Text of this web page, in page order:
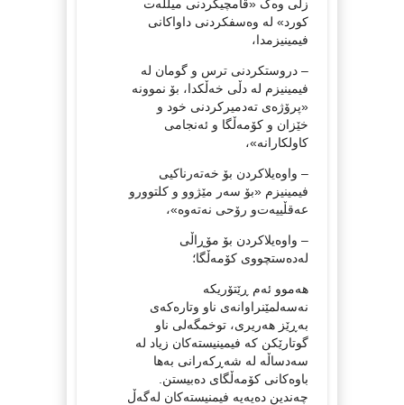
زلی وەک «قامچیکردنی میللەت
کورد» لە وەسفکردنی داواکانی
فیمینیزمدا،
– دروستکردنی ترس و گومان لە
فیمینیزم لە دڵی خەڵکدا، بۆ نموونە
«پرۆژەی تەدمیرکردنی خود و
خێزان و کۆمەڵگا و ئەنجامی
کاولکارانە»،
– واوەیلاکردن بۆ خەتەرناکیی
فیمینیزم «بۆ سەر مێژوو و کلتوورو
عەقڵییەت‌و رۆحی نەتەوە»،
– واوەیلاکردن بۆ مۆڕاڵی
لەدەستچووی کۆمەڵگا؛
هەموو ئەم ڕێتۆریکە
نەسەلمێنراوانەی ناو وتارەکەی
بەڕێز هەریری، توخمگەلی ناو
گوتارێکن کە فیمینیستەکان زیاد لە
سەدساڵە لە شەڕکەرانی بەها
باوەکانی کۆمەڵگای دەبیستن.
چەندین دەیەیە فیمنیستەکان لەگەڵ